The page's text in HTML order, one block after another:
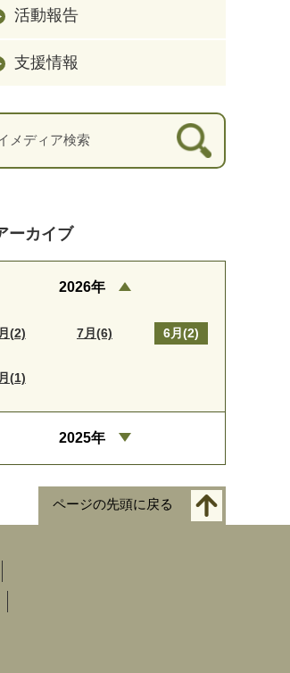
活動報告
支援情報
ーカイブ
2026年
(2) 7月(6) 6月(2)
(1)
2025年
ページの先頭に戻る